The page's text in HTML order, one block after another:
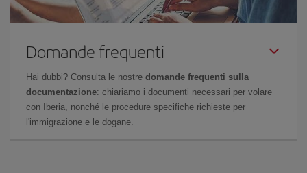
Domande frequenti
Hai dubbi? Consulta le nostre domande frequenti sulla
documentazione: chiariamo i documenti necessari per volare
con Iberia, nonché le procedure specifiche richieste per
l'immigrazione e le dogane.